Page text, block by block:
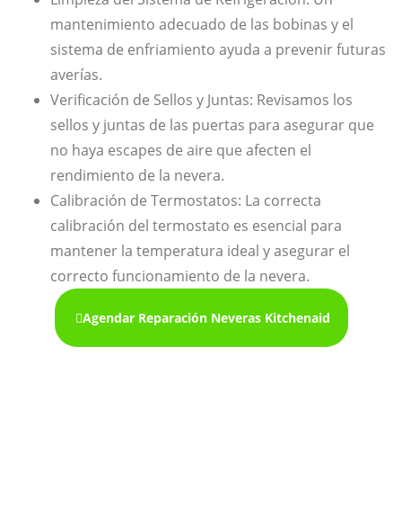
mantenimiento adecuado de las bobinas y el
sistema de enfriamiento ayuda a prevenir futuras
averías.
Verificación de Sellos y Juntas: Revisamos los
sellos y juntas de las puertas para asegurar que
no haya escapes de aire que afecten el
rendimiento de la nevera.
Calibración de Termostatos: La correcta
calibración del termostato es esencial para
mantener la temperatura ideal y asegurar el
correcto funcionamiento de la nevera.
Agendar Reparación Neveras Kitchenaid